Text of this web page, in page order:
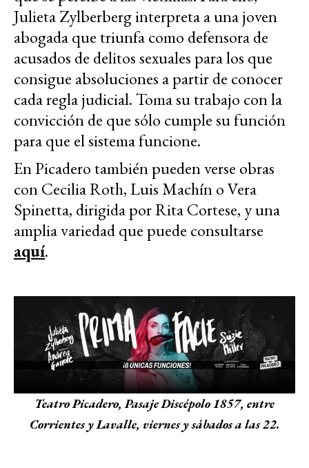
Julieta Zylberberg interpreta a una joven
abogada que triunfa como defensora de
acusados de delitos sexuales para los que
consigue absoluciones a partir de conocer
cada regla judicial. Toma su trabajo con la
convicción de que sólo cumple su función
para que el sistema funcione.
En Picadero también pueden verse obras
con Cecilia Roth, Luis Machín o Vera
Spinetta, dirigida por Rita Cortese, y una
amplia variedad que puede consultarse
aquí.
Teatro Picadero, Pasaje Discépolo 1857, entre
Corrientes y Lavalle, viernes y sábados a las 22.